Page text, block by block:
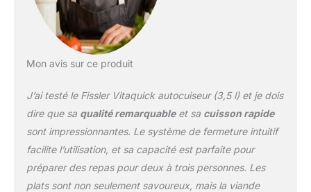
Mon avis sur ce produit
J’ai testé le Fissler Vitaquick autocuiseur (3,5 l) et je dois
dire que sa qualité remarquableet sa cuisson rapide
sont impressionnantes. Le système de fermeture intuitif
facilite l’utilisation, et sa capacité est parfaite pour
préparer des repas pour deux à trois personnes. Les
plats sont non seulement savoureux, mais la viande